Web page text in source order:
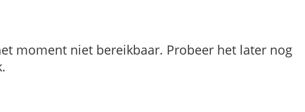
moment niet bereikbaar. Probeer het later nog